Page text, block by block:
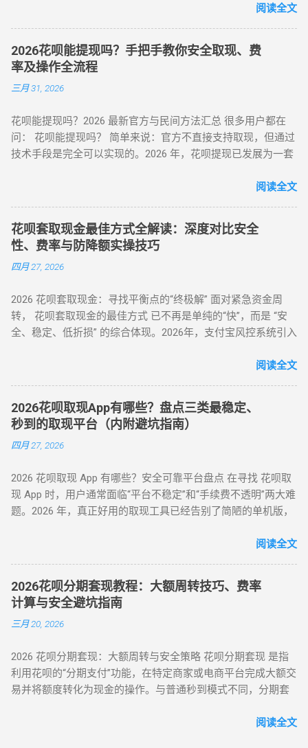
钟内 8%-15% ★★★☆☆ 小额紧急周转 虚拟卡券折现 1 小时内
4%-8% ★★★★☆ 日常规律性套现 亲友代付 即时到账 0%
★★★☆☆ 低频次隐私需求 四、2025 年花呗风控破解策略
（实操级指南） （一）行为模拟防监测技巧 金额控制 ：单次
间间隔 ：两次操作间隔≥72 小时，模拟真实消费周期 场景多元
化 ：交替使用扫码支付、生活缴费、电商购...
是 2026 年权重最高的方法。在天猫旗舰店挑选一款热门手机
（如 iPh...
年新规：微信支付强化分付风控，禁止直接套现（引用央行
（第三方支付研究院数据） 主流方式：通过虚拟商品交易（占
比68%）、线下商家合作（占比22%） 二、微信分付套现操作
指南（2025最新流程） 官方渠道：分付还款抵扣（合规但有限
制） 路径：微信→钱包→分付→还款→使用分付额度还款 限
易（主流方法） 选择支持分付的电商平台（如美团、苏宁易
购） 购买电子礼品卡/话费充值（建议≤2000元/笔） 联系回收
商变现，手续费8%-15% 线下商家合作：扫码套现（需深度信
阅读全文
2026花呗能提现吗？手把手教你安全取现、费
率及操作全流程
三月 31, 2026
花呗能提现吗？2026 最新官方与民间方法汇总 很多用户都在
问： 花呗能提现吗？ 简单来说：官方不直接支持取现，但通过
技术手段是完全可以实现的。2026 年，花呗提现已发展为一套
店铺回购或闲鱼平台交易，将花呗额度秒变余额。目前的合理
官方定位是“先消费、后还款”，但当面临紧急资金缺口时，提现
成为了很多人的首选。那么，具体怎么操作才最稳妥？ 一、 花
呗提现的三种常见操作方式 操作模式 到账时效 优点 缺点 扫码
直取模式 秒到 速度最快，适合急用 对账号权重有一定要求 电
卡券回购模式 2-4 小时 中间状态，较稳定 折损相对较高 二、
2026 花呗提现的必备条件 想要成功提现，您的账号需要满足以
下基本条件： 功能正常： 花呗未被冻结，且尚有可用额度。
阅读全文
花呗套取现金最佳方式全解读：深度对比安全
性、费率与防降额实操技巧
四月 27, 2026
2026 花呗套取现金：寻找平衡点的“终极解” 面对紧急资金周
转， 花呗套取现金的最佳方式 已不再是单纯的“快”，而是 “安
全、稳定、低折损” 的综合体现。2026年，支付宝风控系统引入
足之地。经过行业深度评测，目前的最佳方式被定义为基于真
服务费率为 6.5% - 8.8% 。 行业首选 抗风控权重最高 24H 实时
响应 很多用户由于信息不对称，往往在“追求低费率”和“确保安
全性”之间左右为难。本文将从职业周转人的视角，为您全方位
拆解目前市面上所有主流方式的底层逻辑，帮您选出当下的“最
一目了然，我们选取了目前存活率最高的四种模式进行深度横
评： 评估维度 模式 A：H5协议秒到 模式 B：天猫实物中转 模
式 C：线下蓝标扫码 模式 D：虚拟卡券回购 资金到账 秒到余额
阅读全文
2026花呗取现App有哪些？盘点三类最稳定、
秒到的取现平台（内附避坑指南）
四月 27, 2026
2026 花呗取现 App 有哪些？安全可靠平台盘点 在寻找 花呗取
现 App 时，用户通常面临“平台不稳定”和“手续费不透明”两大难
题。2026 年，真正好用的取现工具已经告别了简陋的单机版，
动回款系统、电商中转 App 以及专业卡券回收平台。平均费率
下载了不明来源的 App 后发现无法使用，甚至面临信息泄露风
险。本文将为您详细梳理 2026 年依然活跃且稳定的三类取现工
具模式。 一、 2026 主流花呗取现 App 模式分类 App 模式 核心
代表 到账速度 风控抗性 H5 智能解析 XX 支付、XX 回款系统 秒
天 ⭐⭐⭐⭐⭐ 话费/卡券回收 XX 充值、权益回收平台 1 - 3 小时
⭐⭐⭐ 二、 深度解析：哪些 App 值得信任？ 1. H5 自动回款平台
推荐 这类平台无需通过应用市场下载，通常以 H5 网页形式存
阅读全文
2026花呗分期套现教程：大额周转技巧、费率
计算与安全避坑指南
三月 20, 2026
2026 花呗分期套现：大额周转与安全策略 花呗分期套现 是指
利用花呗的“分期支付”功能，在特定商家或电商平台完成大额交
易并将额度转化为现金的操作。与普通秒到模式不同，分期套
摊，不仅能有效规避大数据风控，还能通过保持良好的还款记
阅读全文